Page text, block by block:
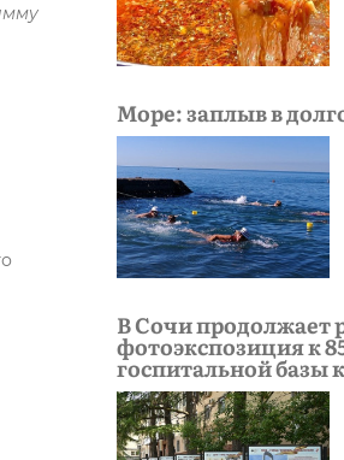
Море: заплыв в
В Сочи продолжает
фотоэкспозиция к
госпитальной базы